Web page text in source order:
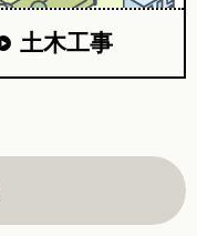
土木工事